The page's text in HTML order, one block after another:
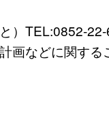
）TEL:0852-
画などに関す